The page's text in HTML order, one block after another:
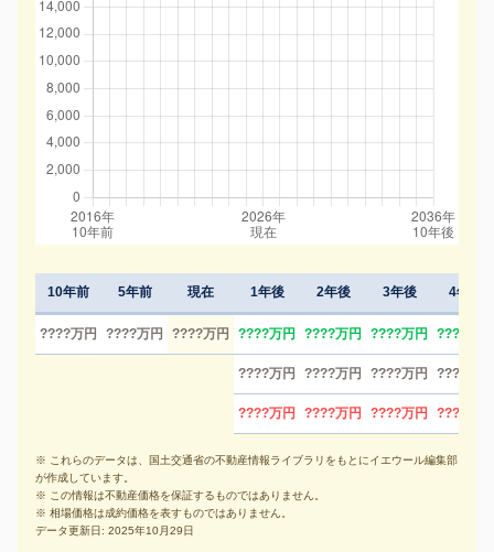
10年前 5年前 現在
????万円 ????万円 ????万円
1年後 2年後 3年後 4年後
????万円 ????万円 ????万円 ????万円
????万円 ????万円 ????万円 ????万円
????万円 ????万円 ????万円 ????万円
※ これらのデータは、国土交通省の不動産情報ライブラリをもとにイエウール編集部
が作成しています。
※ この情報は不動産価格を保証するものではありません。
※ 相場価格は成約価格を表すものではありません。
データ更新日: 2025年10月29日